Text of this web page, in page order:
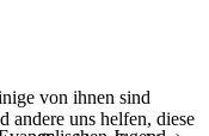
von ihnen sind
andere uns helfen, diese